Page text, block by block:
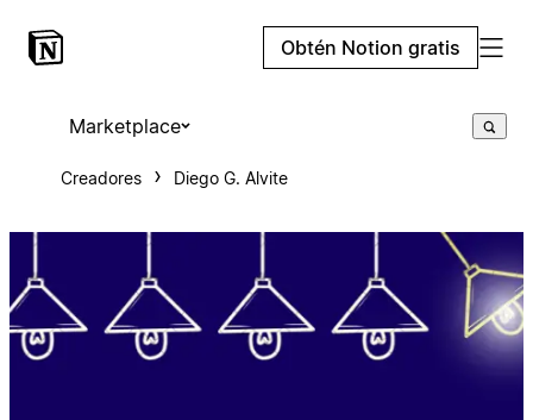
Obtén Notion gratis
Marketplace
Creadores Diego G. Alvite